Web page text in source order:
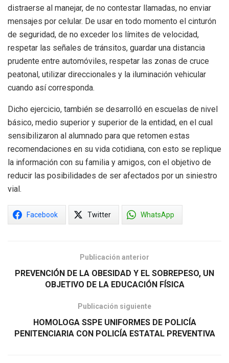
distraerse al manejar, de no contestar llamadas, no enviar
mensajes por celular. De usar en todo momento el cinturón
de seguridad, de no exceder los límites de velocidad,
respetar las señales de tránsitos, guardar una distancia
prudente entre automóviles, respetar las zonas de cruce
peatonal, utilizar direccionales y la iluminación vehicular
cuando así corresponda.
Dicho ejercicio, también se desarrolló en escuelas de nivel
básico, medio superior y superior de la entidad, en el cual
sensibilizaron al alumnado para que retomen estas
recomendaciones en su vida cotidiana, con esto se replique
la información con su familia y amigos, con el objetivo de
reducir las posibilidades de ser afectados por un siniestro
vial.
Facebook Twitter WhatsApp
Publicación anterior
PREVENCIÓN DE LA OBESIDAD Y EL SOBREPESO, UN
OBJETIVO DE LA EDUCACIÓN FÍSICA
Publicación siguiente
HOMOLOGA SSPE UNIFORMES DE POLICÍA
PENITENCIARIA CON POLICÍA ESTATAL PREVENTIVA